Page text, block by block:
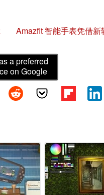
Amazfit 智能手表凭借
a preferred
on Google